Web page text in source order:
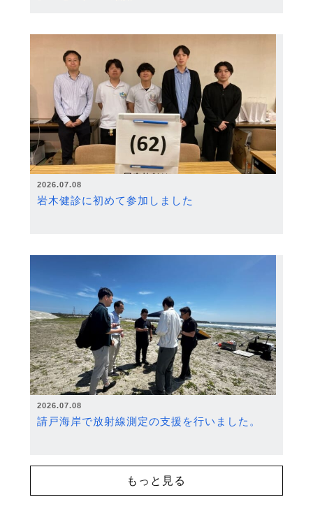
2026.07.08
岩木健診に初めて参加しました
2026.07.08
請戸海岸で放射線測定の支援を行いました。
もっと見る